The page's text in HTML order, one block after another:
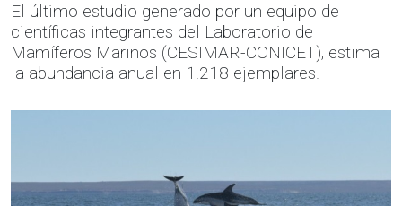
El último estudio generado por un equipo de
científicas integrantes del Laboratorio de
Mamíferos Marinos (CESIMAR-CONICET), estima
la abundancia anual en 1.218 ejemplares.